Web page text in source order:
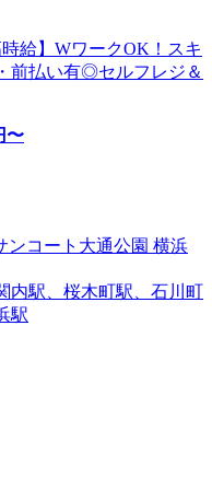
給】WワークOK！スキ
前払い有◎セルフレジ＆
〜
ンコート大通公園 横浜
内駅、桜木町駅、石川町
駅